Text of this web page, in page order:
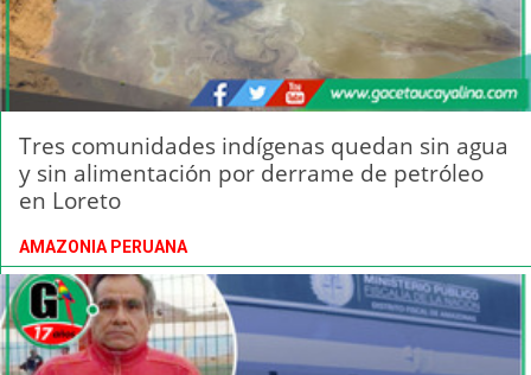
Tres comunidades indígenas quedan sin agua
y sin alimentación por derrame de petróleo
en Loreto
AMAZONIA PERUANA